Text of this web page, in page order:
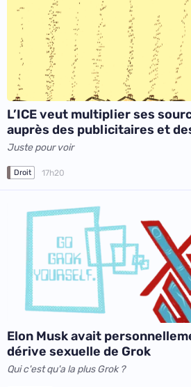
L’ICE veut multiplier ses
auprès des publicitaires et
Juste pour voir
Droit 17h20
Elon Musk avait
dérive sexuelle de Grok
Qui c'est qu'a la plus Grok ?